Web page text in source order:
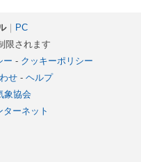
｜ PC
限されます
ー - クッキーポリシー
せ- ヘルプ
象協会
ーネット